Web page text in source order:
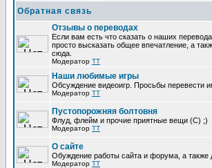
Обратная связь
Отзывы о переводах
Если вам есть что сказать о наших
просто высказать общее впечатление, а
сюда.
Модератор TT
Наши любимые игры
Обсуждение видеоигр. Просьбы перевести
Модератор TT
Пустопорожняя болтовня
Флуд, флейм и прочие приятные вещи (C) ;)
Модератор TT
О сайте
Обуждение работы сайта и форума, а также
Модератор TT